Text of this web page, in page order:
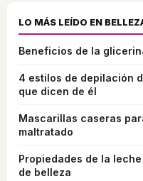
LO MÁS LEÍDO EN
Beneficios de la
4 estilos de depilación
que dicen de él
Mascarillas caseras
maltratado
Propiedades de la
de belleza